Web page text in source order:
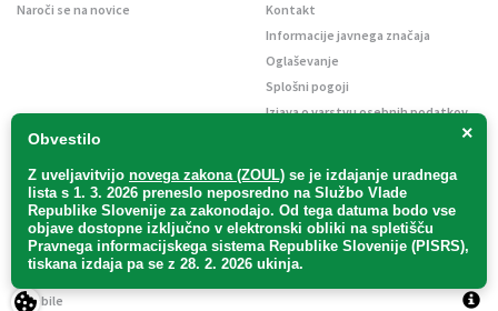
×
Obvestilo
Z uveljavitvijo novega zakona (ZOUL) se je izdajanje uradnega
lista s 1. 3. 2026 preneslo neposredno na Službo Vlade
Republike Slovenije za zakonodajo. Od tega datuma bodo vse
objave dostopne izključno v elektronski obliki na spletišču
Pravnega informacijskega sistema Republike Slovenije (PISRS),
tiskana izdaja pa se z 28. 2. 2026 ukinja.
Naroči se na novice
Kontakt
Informacije javnega značaja
Oglaševanje
Splošni pogoji
Izjava o varstvu osebnih podatkov
Uradni list d. o. o. – v likvidaciji / Vse pravice pridržane.
2Mobile